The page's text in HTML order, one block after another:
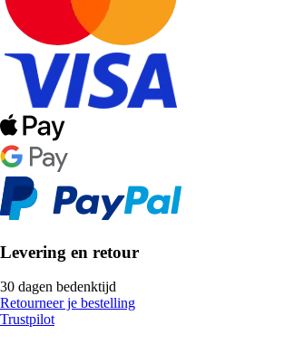
Levering en retour
30 dagen bedenktijd
Retourneer je bestelling
Trustpilot